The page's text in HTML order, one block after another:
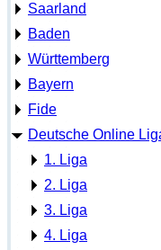
Saarland
Baden
Württemberg
Bayern
Fide
Deutsche Online
1. Liga
2. Liga
3. Liga
4. Liga